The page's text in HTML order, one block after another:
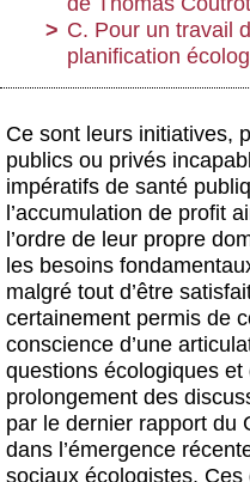
C. Pour un travail
planification
Ce sont leurs initiatives,
publics ou privés
impératifs de santé
l’accumulation de profit
l’ordre de leur propre
les besoins
malgré tout d’être
certainement permis de
conscience d’une
questions écologiques
prolongement des
par le dernier rapport du
dans l’émergence
sociaux écologistes.